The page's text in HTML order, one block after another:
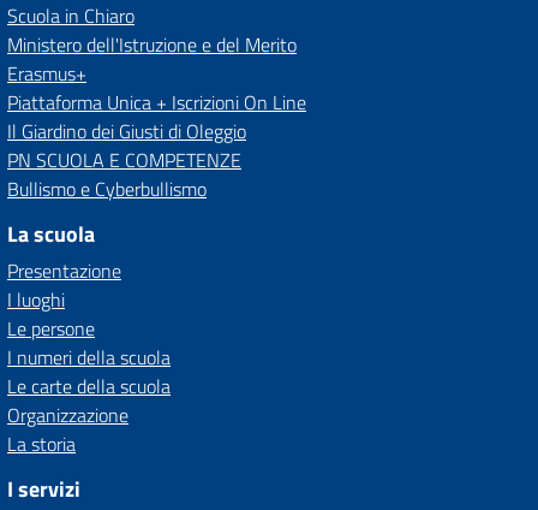
Scuola in Chiaro
Ministero dell'Istruzione e del Merito
Erasmus+
Piattaforma Unica + Iscrizioni On Line
Il Giardino dei Giusti di Oleggio
PN SCUOLA E COMPETENZE
Bullismo e Cyberbullismo
La scuola
Presentazione
I luoghi
Le persone
I numeri della scuola
Le carte della scuola
Organizzazione
La storia
I servizi